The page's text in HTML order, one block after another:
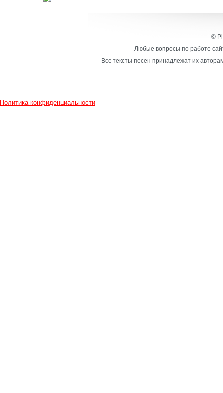
©
Любые вопросы по работе
Все тексты песен принадлежат их
Политика конфиденциальности